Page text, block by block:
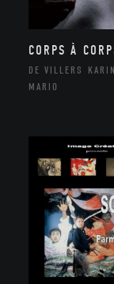
CORPS À
DE VILLERS
MARIO